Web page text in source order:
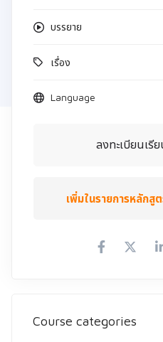
บรรยาย
เรื่อง
Language
ลงทะเบียนเรี
เพิ่มในรายการหลักสู
Course categories